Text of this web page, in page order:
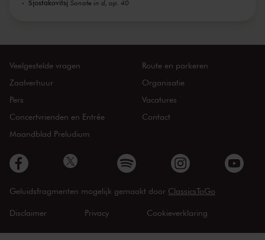
Sjostakovitsj Sonate in d, op. 40
Veelgestelde vragen
Zaalverhuur
Pers
Concertvrienden en Entrée
Maandblad Preludium
Route en parkeren
Organisatie
Vacatures
Contact
Geluidsfragmenten mogelijk gemaakt door ClassicsToGo
Disclaimer Privacy Cookieverklaring